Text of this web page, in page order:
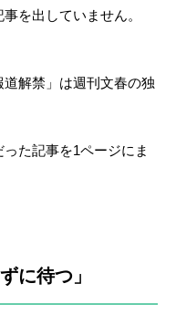
を出していません。
解禁」は週刊文春の独
た記事を1ページにま
に待つ」